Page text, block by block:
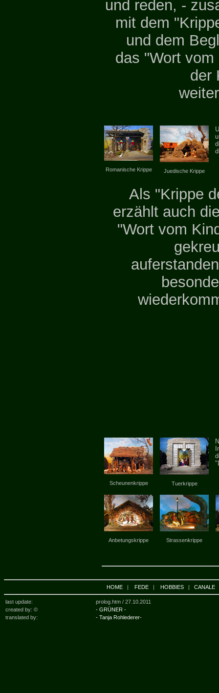
und reden, -
mit dem
und dem
das "Wort vom
der
Romanische Krippe Juedische Krippe
Als "Krippe
erzählt auch
"Wort vom
Scheunenkrippe Tuerkrippe
Anbetungskrippe Strassenkrippe
HOME | FEDE | HOBBIES | CANALE
last update: prolog.htm / 27.10.2011
created by: ©
- GRÜNER -
translated by:
- Tanja Rohlederer-